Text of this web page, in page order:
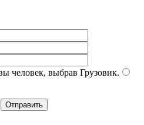
человек, выбрав Грузовик.